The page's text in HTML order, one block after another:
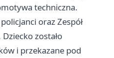
techniczna.
oraz Zespół
zostało
i przekazane pod